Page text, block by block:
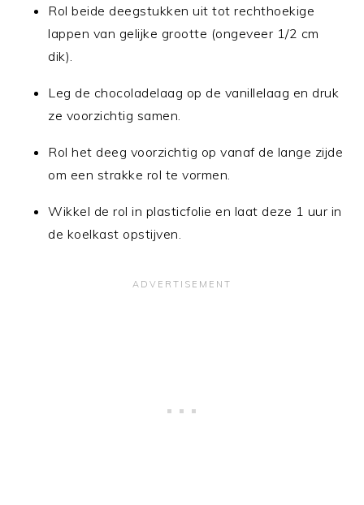
Rol beide deegstukken uit tot rechthoekige
lappen van gelijke grootte (ongeveer 1/2 cm
dik).
Leg de chocoladelaag op de vanillelaag en druk
ze voorzichtig samen.
Rol het deeg voorzichtig op vanaf de lange zijde
om een strakke rol te vormen.
Wikkel de rol in plasticfolie en laat deze 1 uur in
de koelkast opstijven.